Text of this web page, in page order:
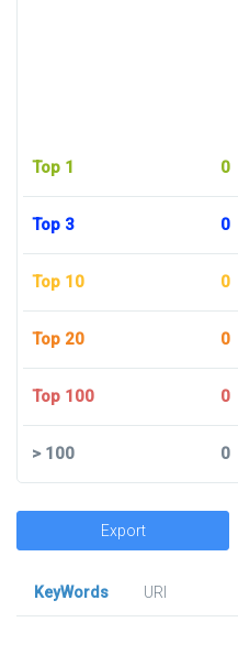
Top 1 0
Top 3 0
Top 10 0
Top 20 0
Top 100 0
>100 0
Export
KeyWords
URl